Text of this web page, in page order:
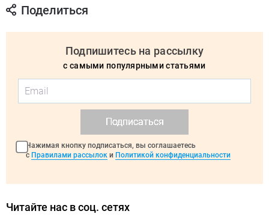
Поделиться
Подпишитесь на рассылку
с самыми популярными статьями
Подписаться
Нажимая кнопку подписаться, вы соглашаетесь
с Правилами рассылок и Политикой конфиденциальности
Читайте нас в соц. сетях